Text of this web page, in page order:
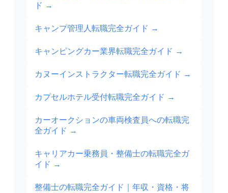
ド →
キャンプ管理人転職完全ガイド →
キャンピングカー業界転職完全ガイド →
カヌーインストラクター転職完全ガイド →
カプセルホテル受付転職完全ガイド →
カーオークションの車両検査員への転職完
全ガイド →
キャリアカー乗務員・整備士の転職完全ガ
イド →
整備士の転職完全ガイド｜年収・資格・将